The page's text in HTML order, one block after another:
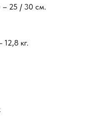
– 25 / 30 см.
кг.